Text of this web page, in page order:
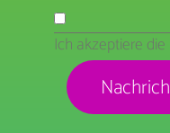
Ich akzeptiere die